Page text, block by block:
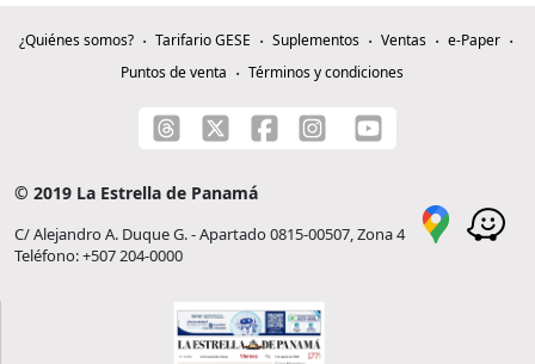
¿Quiénes somos? Tarifario GESE Suplementos Ventas
e-Paper
Puntos de venta
Términos y condiciones
© 2019 La Estrella de Panamá
C/ Alejandro A. Duque G. - Apartado 0815-00507, Zona 4
Teléfono: +507 204-0000